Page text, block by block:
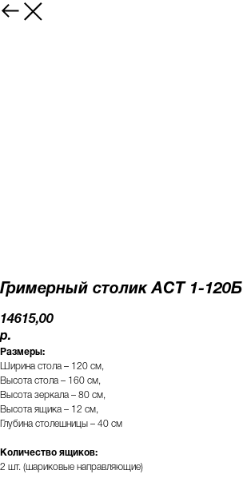
Гримерный столик АСТ 1-120Б
14615,00
р.
Размеры:
Ширина стола – 120 см,
Высота стола – 160 см,
Высота зеркала – 80 см,
Высота ящика – 12 см,
Глубина столешницы – 40 см
Количество ящиков:
2 шт. (шариковые направляющие)